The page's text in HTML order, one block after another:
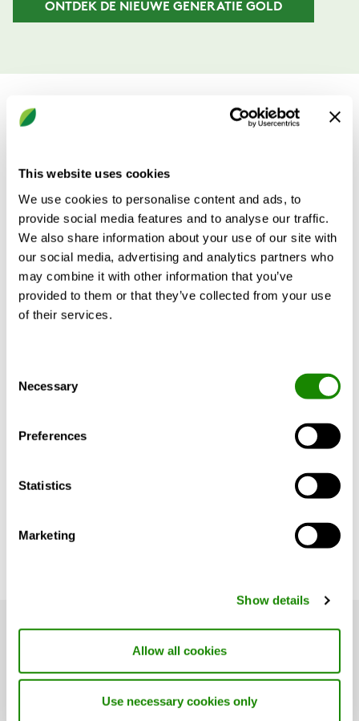
This website uses cookies
We use cookies to personalise content and ads, to
provide social media features and to analyse our traffic.
We also share information about your use of our site with
our social media, advertising and analytics partners who
may combine it with other information that you’ve
provided to them or that they’ve collected from your use
of their services.
Selection
Necessary
Preferences
Statistics
Marketing
Show details
Allow all cookies
Use necessary cookies only
ONTDEK DE NIEUWE GENERATIE GOLD
GOLD RX
Warmtewisselaars Rotatie
Luchtstroming (m3/h)
Ecodesign
290 - 39.180
Bovenaansluiting
L-concept
Mogelijkheid van gescheiden
Support van project start tot
einde